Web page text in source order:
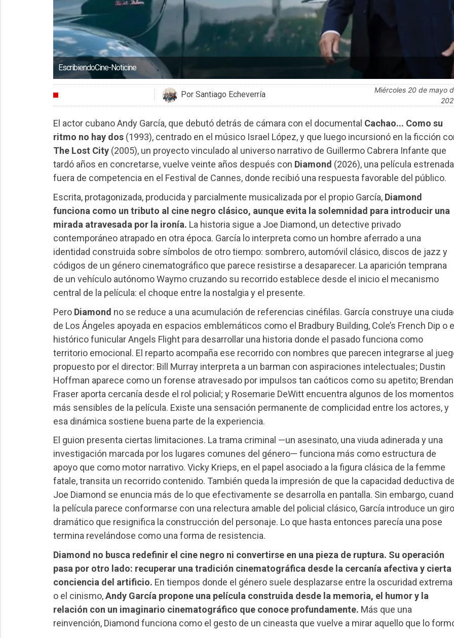
EscribiendoCine-Noticine
Por Santiago Echeverría
miércoles 20 de mayo de
El actor cubano Andy García, que debutó detrás de cámara con el documental Cachao... Como su
ritmo no hay dos(1993), centrado en el músico Israel López, y que luego incursionó en la ficción
The Lost City(2005), un proyecto vinculado al universo narrativo de Guillermo Cabrera Infante que
tardó años en concretarse, vuelve veinte años después con Diamond (2026), una película estrenada
fuera de competencia en el Festival de Cannes, donde recibió una respuesta favorable del público.
Escrita, protagonizada, producida y parcialmente musicalizada por el propio García, Diamond
funciona como un tributo al cine negro clásico, aunque evita la solemnidad para introducir una
mirada atravesada por la ironía. La historia sigue a Joe Diamond, un detective privado
contemporáneo atrapado en otra época. García lo interpreta como un hombre aferrado a una
identidad construida sobre símbolos de otro tiempo: sombrero, automóvil clásico, discos de jazz y
códigos de un género cinematográfico que parece resistirse a desaparecer. La aparición temprana
de un vehículo autónomo Waymo cruzando su recorrido establece desde el inicio el mecanismo
central de la película: el choque entre la nostalgia y el presente.
Pero Diamond no se reduce a una acumulación de referencias cinéfilas. García construye una
de Los Ángeles apoyada en espacios emblemáticos como el Bradbury Building, Cole’s French Dip o
histórico funicular Angels Flight para desarrollar una historia donde el pasado funciona como
territorio emocional. El reparto acompaña ese recorrido con nombres que parecen integrarse al
propuesto por el director: Bill Murray interpreta a un barman con aspiraciones intelectuales; Dustin
Hoffman aparece como un forense atravesado por impulsos tan caóticos como su apetito; Brendan
Fraser aporta cercanía desde el rol policial; y Rosemarie DeWitt encuentra algunos de los momentos
más sensibles de la película. Existe una sensación permanente de complicidad entre los actores, y
esa dinámica sostiene buena parte de la experiencia.
El guion presenta ciertas limitaciones. La trama criminal —un asesinato, una viuda adinerada y una
investigación marcada por los lugares comunes del género— funciona más como estructura de
apoyo que como motor narrativo. Vicky Krieps, en el papel asociado a la figura clásica de la femme
fatale, transita un recorrido contenido. También queda la impresión de que la capacidad deductiva
Joe Diamond se enuncia más de lo que efectivamente se desarrolla en pantalla. Sin embargo,
la película parece conformarse con una relectura amable del policial clásico, García introduce un giro
dramático que resignifica la construcción del personaje. Lo que hasta entonces parecía una pose
termina revelándose como una forma de resistencia.
Diamond no busca redefinir el cine negro ni convertirse en una pieza de ruptura. Su operación
pasa por otro lado: recuperar una tradición cinematográfica desde la cercanía afectiva y cierta
conciencia del artificio. En tiempos donde el género suele desplazarse entre la oscuridad extrema
o el cinismo,Andy García propone una película construida desde la memoria, el humor y la
relación con un imaginario cinematográfico que conoce profundamente. Más que una
reinvención, Diamond funciona como el gesto de un cineasta que vuelve a mirar aquello que lo